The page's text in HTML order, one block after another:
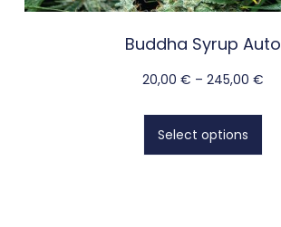
Buddha Syrup Auto
20,00 € – 245,00 €
Select options